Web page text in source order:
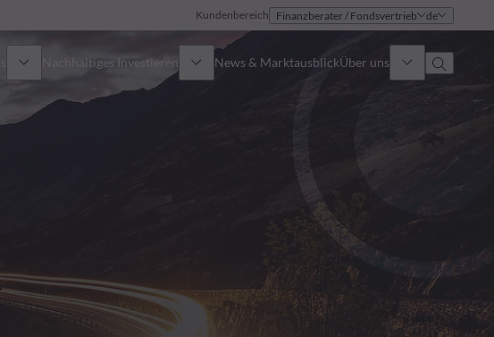
Kundenbereich Finanzberater / Fondsvertrieb de
Nachhaltiges Investieren News & MarktausblickÜber uns
Führungsteam
Vertriebsteam